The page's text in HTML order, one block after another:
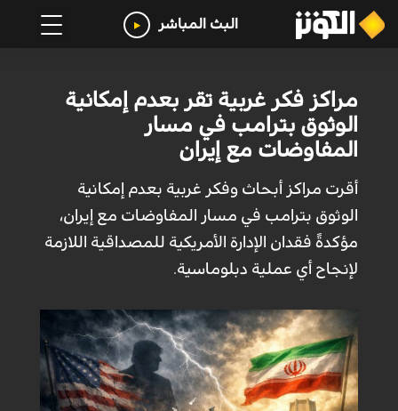
البث المباشر
مراكز فكر غربية تقر بعدم إمكانية
الوثوق بترامب في مسار
المفاوضات مع إيران
أقرت مراكز أبحاث وفكر غربية بعدم إمكانية
الوثوق بترامب في مسار المفاوضات مع إيران،
مؤكدةً فقدان الإدارة الأمريكية للمصداقية اللازمة
لإنجاح أي عملية دبلوماسية.